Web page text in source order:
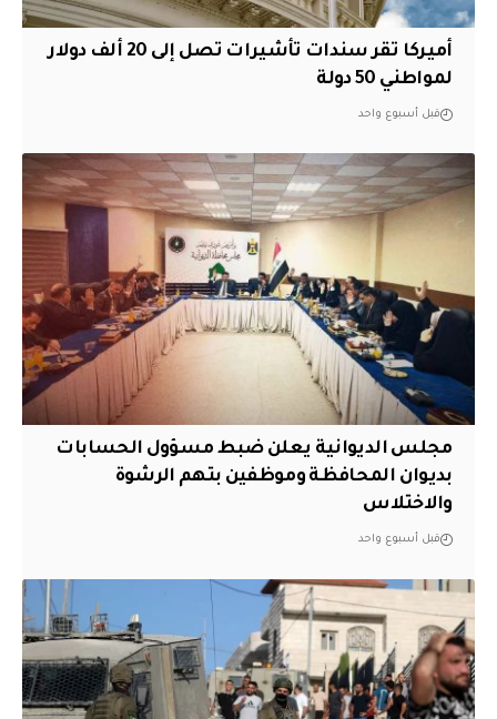
أميركا تقر سندات تأشيرات تصل إلى 20 ألف دولار
لمواطني 50 دولة
قبل أسبوع واحد
مجلس الديوانية يعلن ضبط مسؤول الحسابات
بديوان المحافظة وموظفين بتهم الرشوة
والاختلاس
قبل أسبوع واحد